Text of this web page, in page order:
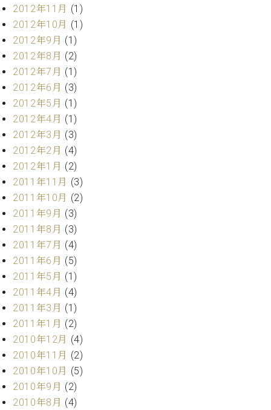
ビ
ス
(
調
律
)
フ
タ
ー
サ
ー
ビ
(調
律)
調
律
師
介
調
律
料
金
表
問
い
合
2012年11月 (1)
2012年10月 (1)
2012年9月 (1)
2012年8月 (2)
2012年7月 (1)
2012年6月 (3)
2012年5月 (1)
2012年4月 (1)
2012年3月 (3)
2012年2月 (4)
2012年1月 (2)
2011年11月 (3)
2011年10月 (2)
2011年9月 (3)
2011年8月 (3)
2011年7月 (4)
2011年6月 (5)
2011年5月 (1)
2011年4月 (4)
2011年3月 (1)
2011年1月 (2)
2010年12月 (4)
2010年11月 (2)
2010年10月 (5)
2010年9月 (2)
2010年8月 (4)